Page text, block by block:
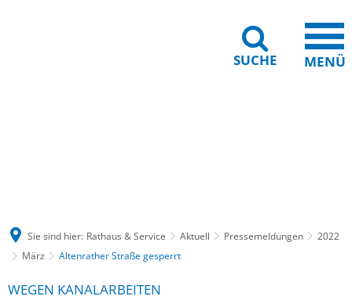
SUCHE MENÜ
Sie sind hier: Rathaus & Service Aktuell Pressemeldungen
2022
März
Altenrather Straße gesperrt
WEGEN KANALARBEITEN